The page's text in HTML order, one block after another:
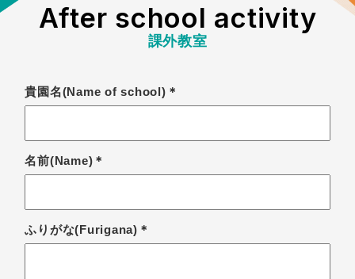
After school activity
課外教室
貴園名(Name of school)＊
名前(Name)＊
ふりがな(Furigana)＊